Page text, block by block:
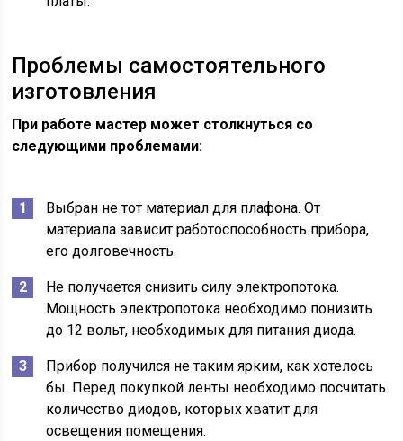
Проблемы самостоятельного
изготовления
При работе мастер может столкнуться со
следующими проблемами:
Выбран не тот материал для плафона. От
материала зависит работоспособность прибора,
его долговечность.
Не получается снизить силу электропотока.
Мощность электропотока необходимо понизить
до 12 вольт, необходимых для питания диода.
Прибор получился не таким ярким, как хотелось
бы. Перед покупкой ленты необходимо посчитать
количество диодов, которых хватит для
освещения помещения.